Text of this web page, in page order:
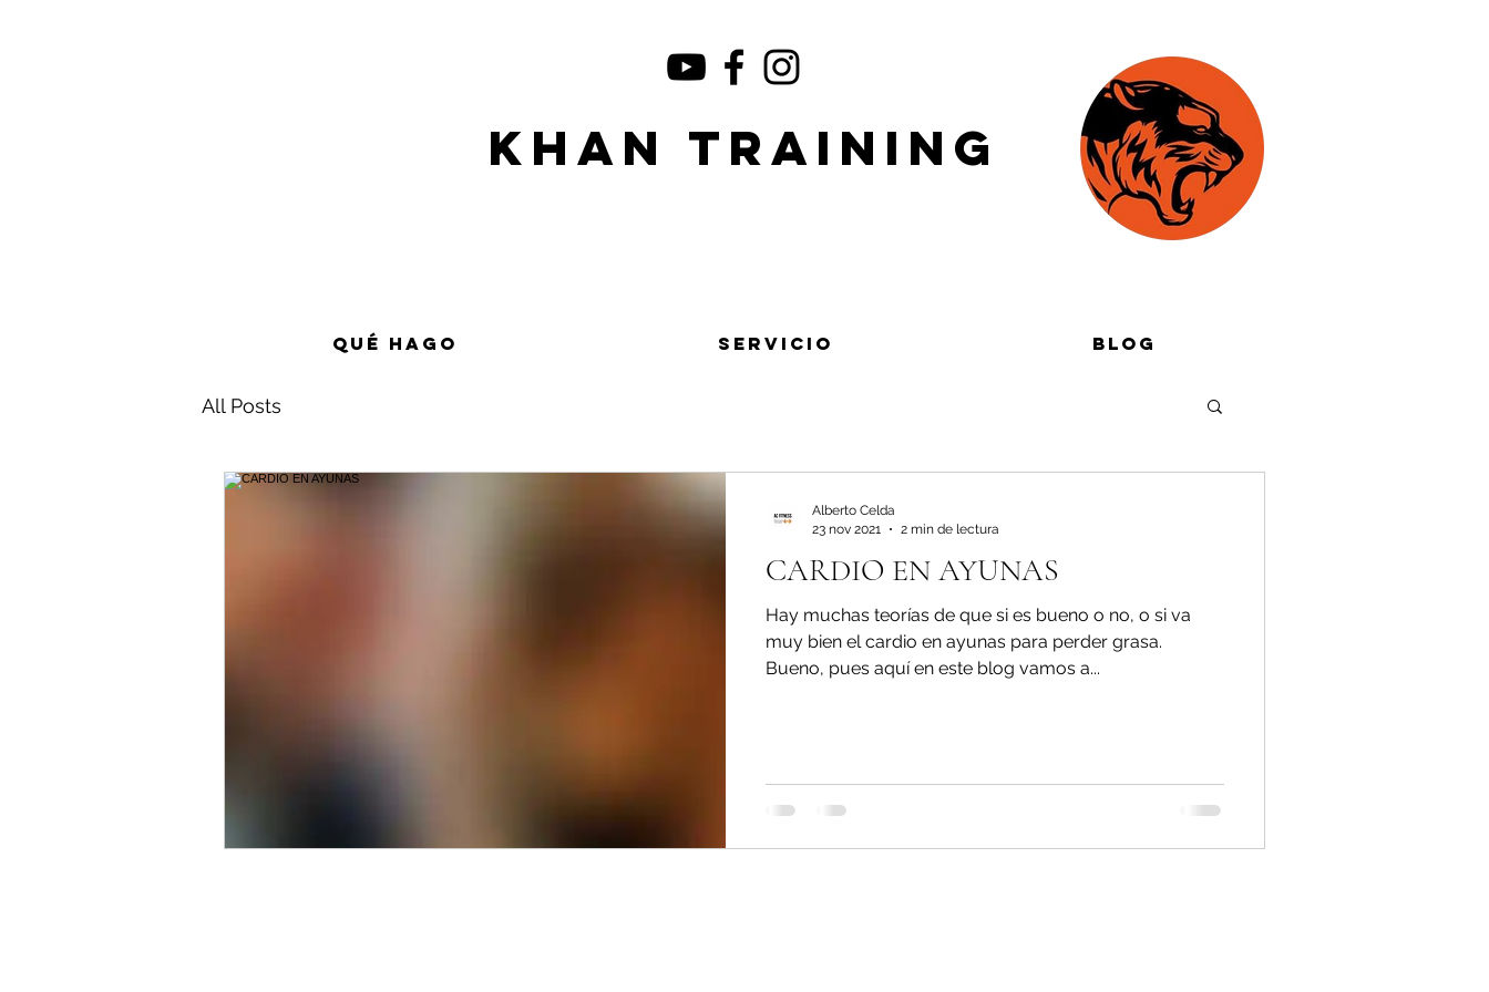
KHAN TRAINING
Qué hago Servicio Blog
All Posts
CARDIO EN AYUNAS
Hay muchas teorías de que si es bueno o no, o si va
muy bien el cardio en ayunas para perder grasa.
Bueno, pues aquí en este blog vamos a...
Alberto Celda
23 nov 2021
2 min de lectura